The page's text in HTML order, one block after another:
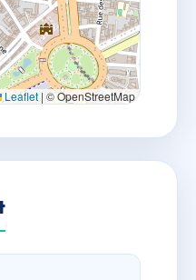
Leaflet | © OpenStreetMap